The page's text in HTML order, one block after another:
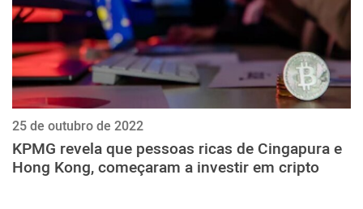
25 de outubro de 2022
KPMG revela que pessoas ricas de Cingapura e
Hong Kong, começaram a investir em cripto